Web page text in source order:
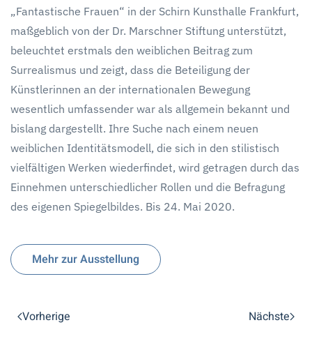
„Fantastische Frauen“ in der Schirn Kunsthalle Frankfurt,
maßgeblich von der Dr. Marschner Stiftung unterstützt,
beleuchtet erstmals den weiblichen Beitrag zum
Surrealismus und zeigt, dass die Beteiligung der
Künstlerinnen an der internationalen Bewegung
wesentlich umfassender war als allgemein bekannt und
bislang dargestellt. Ihre Suche nach einem neuen
weiblichen Identitätsmodell, die sich in den stilistisch
vielfältigen Werken wiederfindet, wird getragen durch das
Einnehmen unterschiedlicher Rollen und die Befragung
des eigenen Spiegelbildes. Bis 24. Mai 2020.
Mehr zur Ausstellung
Vorherige Nächste